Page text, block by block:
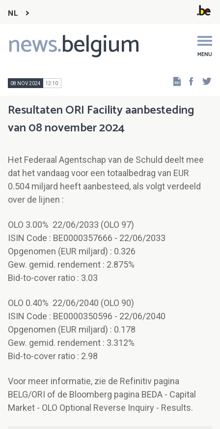
NL
news.belgium MENU
Main
navigation
08 NOV 2024 12:10
Resultaten ORI Facility aanbesteding
van 08 november 2024
Het Federaal Agentschap van de Schuld deelt mee
dat het vandaag voor een totaalbedrag van EUR
0.504 miljard heeft aanbesteed, als volgt verdeeld
over de lijnen :
OLO 3.00% 22/06/2033 (OLO 97)
ISIN Code : BE0000357666 - 22/06/2033
Opgenomen (EUR miljard) : 0.326
Gew. gemid. rendement : 2.875%
Bid-to-cover ratio : 3.03
OLO 0.40% 22/06/2040 (OLO 90)
ISIN Code : BE0000350596 - 22/06/2040
Opgenomen (EUR miljard) : 0.178
Gew. gemid. rendement : 3.312%
Bid-to-cover ratio : 2.98
Voor meer informatie, zie de Refinitiv pagina
BELG/ORI of de Bloomberg pagina BEDA - Capital
Market - OLO Optional Reverse Inquiry - Results.